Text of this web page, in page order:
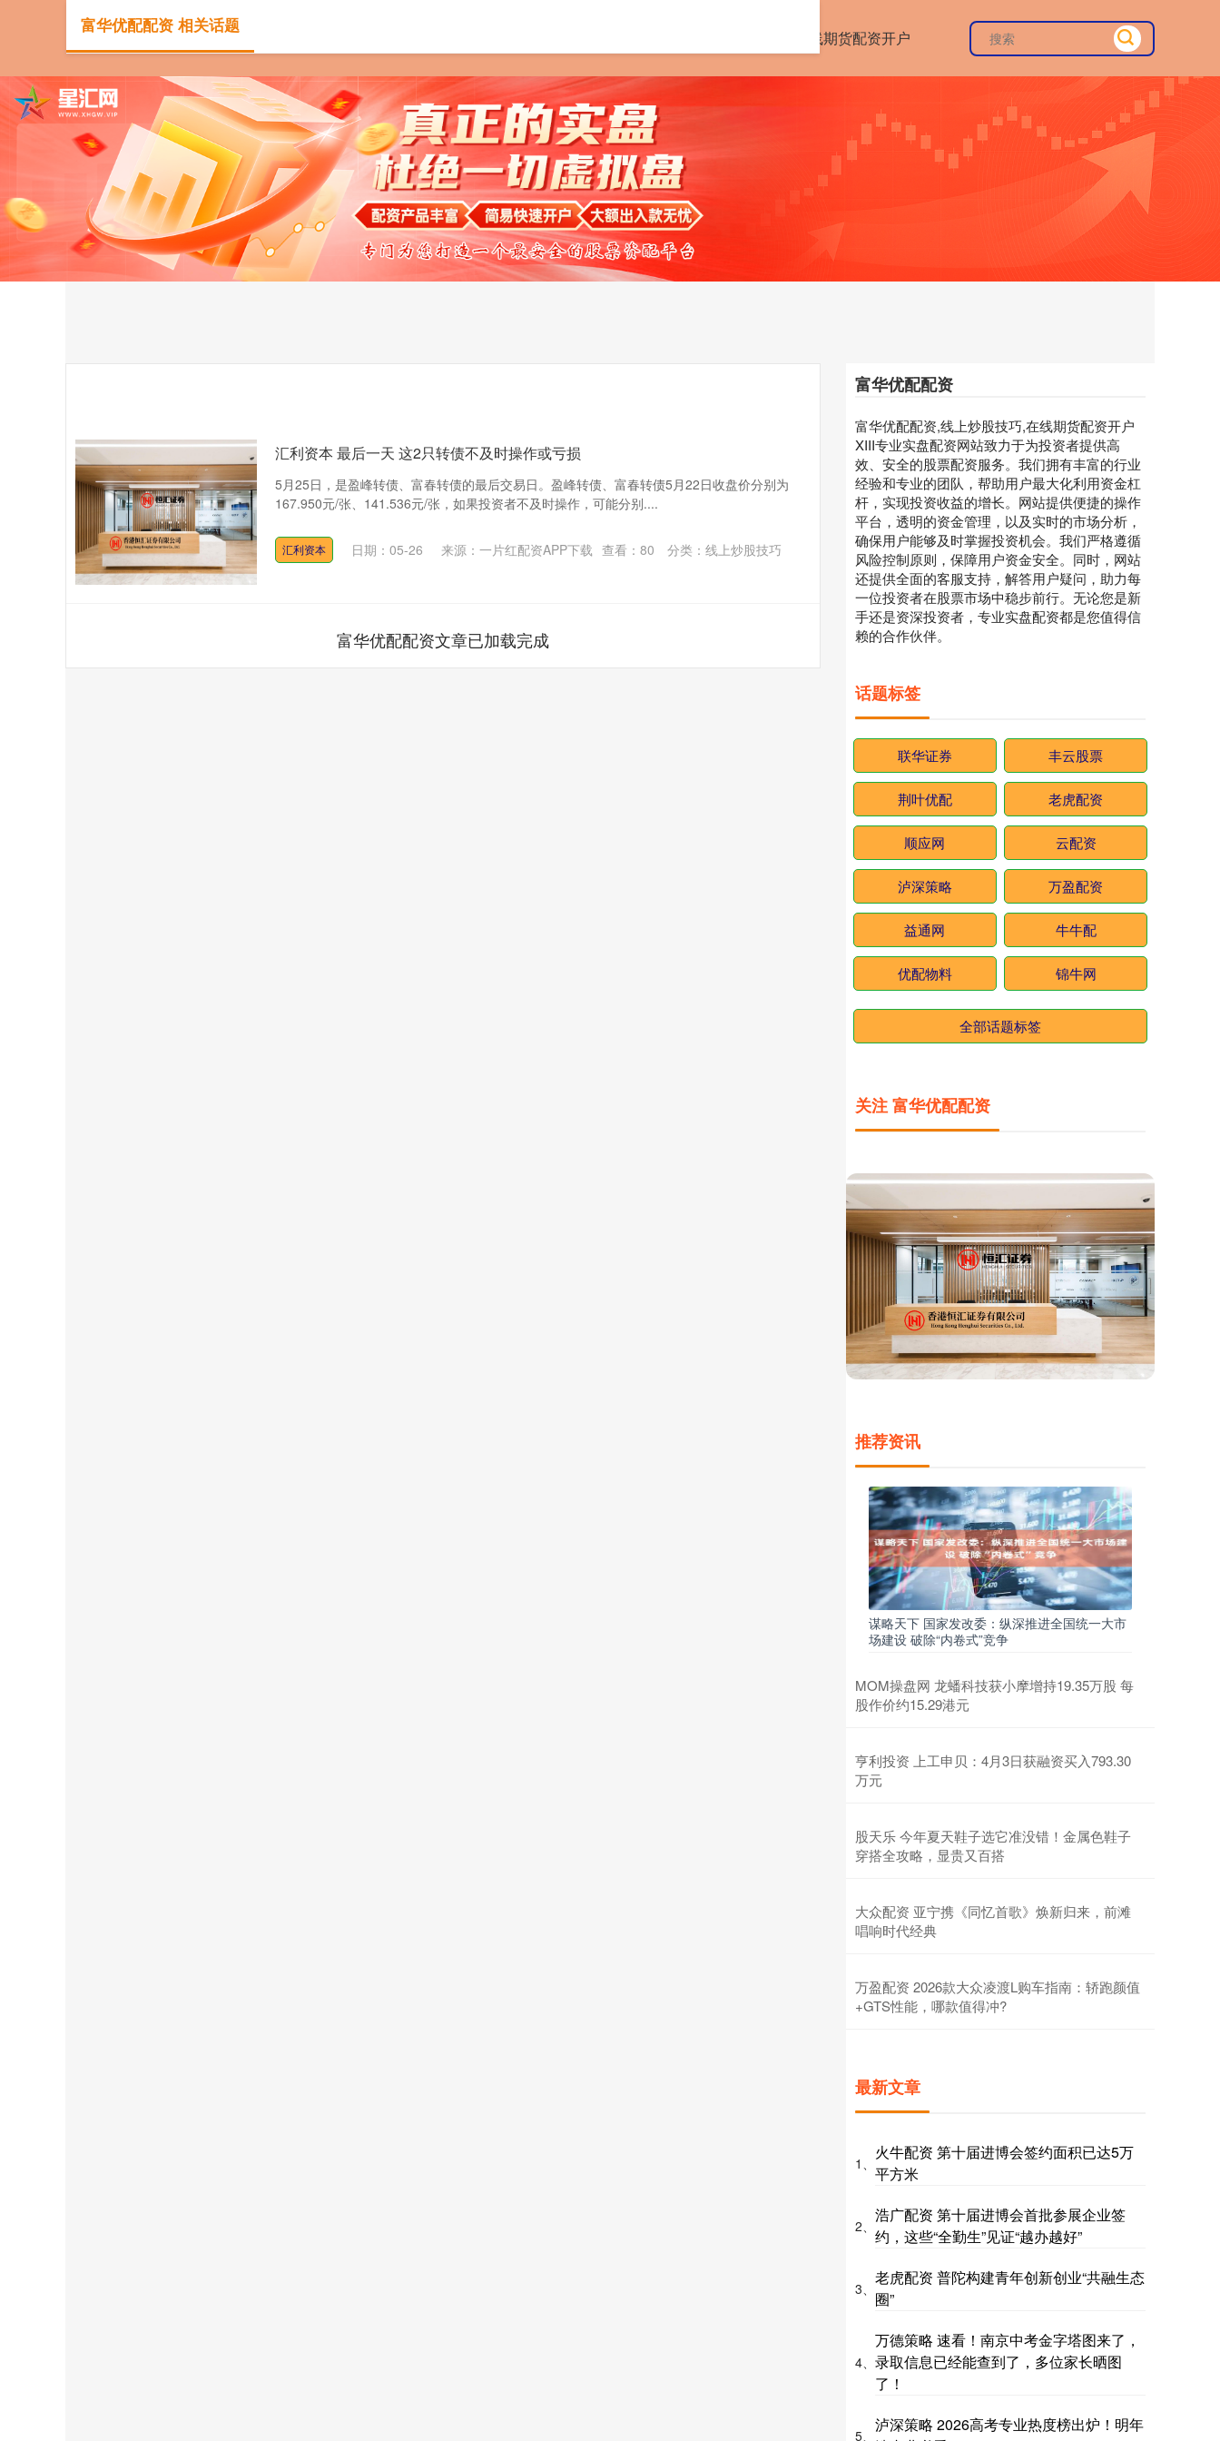
在线期货配资开户
富华优配配资 相关话题
汇利资本 最后一天 这2只转债不及时操作或亏损
5月25日，是盈峰转债、富春转债的最后交易日。盈峰转债、富春转债5月22日收盘价分别为
167.950元/张、141.536元/张，如果投资者不及时操作，可能分别....
汇利资本 日期：05-26 来源：一片红配资APP下载 查看： 80 分类： 线上炒股技巧
富华优配配资文章已加载完成
富华优配配资
富华优配配资,线上炒股技巧,在线期货配资开户
XIII‌专业实盘配资网站致力于为投资者提供高
效、安全的股票配资服务。我们拥有丰富的行业
经验和专业的团队，帮助用户最大化利用资金杠
杆，实现投资收益的增长。网站提供便捷的操作
平台，透明的资金管理，以及实时的市场分析，
确保用户能够及时掌握投资机会。我们严格遵循
风险控制原则，保障用户资金安全。同时，网站
还提供全面的客服支持，解答用户疑问，助力每
一位投资者在股票市场中稳步前行。无论您是新
手还是资深投资者，专业实盘配资都是您值得信
赖的合作伙伴。
话题标签
联华证券 丰云股票
荆叶优配 老虎配资
顺应网 云配资
泸深策略 万盈配资
益通网 牛牛配
优配物料 锦牛网
全部话题标签
关注 富华优配配资
推荐资讯
谋略天下 国家发改委：纵深推进全国统一大市
场建设 破除“内卷式”竞争
MOM操盘网 龙蟠科技获小摩增持19.35万股 每
股作价约15.29港元
亨利投资 上工申贝：4月3日获融资买入793.30
万元
股天乐 今年夏天鞋子选它准没错！金属色鞋子
穿搭全攻略，显贵又百搭
大众配资 亚宁携《同忆首歌》焕新归来，前滩
唱响时代经典
万盈配资 2026款大众凌渡L购车指南：轿跑颜值
+GTS性能，哪款值得冲?
最新文章
1、
火牛配资 第十届进博会签约面积已达5万
平方米
2、
浩广配资 第十届进博会首批参展企业签
约，这些“全勤生”见证“越办越好”
3、
老虎配资 普陀构建青年创新创业“共融生态
圈”
4、
万德策略 速看！南京中考金字塔图来了，
录取信息已经能查到了，多位家长晒图
了！
5、
泸深策略 2026高考专业热度榜出炉！明年